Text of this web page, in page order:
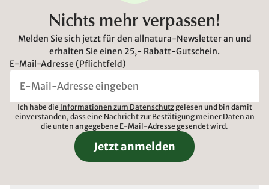
Nichts mehr verpassen!
Melden Sie sich jetzt für den allnatura-Newsletter an und
erhalten Sie einen 25,- Rabatt-Gutschein.
E-Mail-Adresse (Pflichtfeld)
Ich habe die Informationen zum Datenschutzgelesen und bin damit
einverstanden, dass eine Nachricht zur Bestätigung meiner Daten an
die unten angegebene E-Mail-Adresse gesendet wird.
Jetzt anmelden